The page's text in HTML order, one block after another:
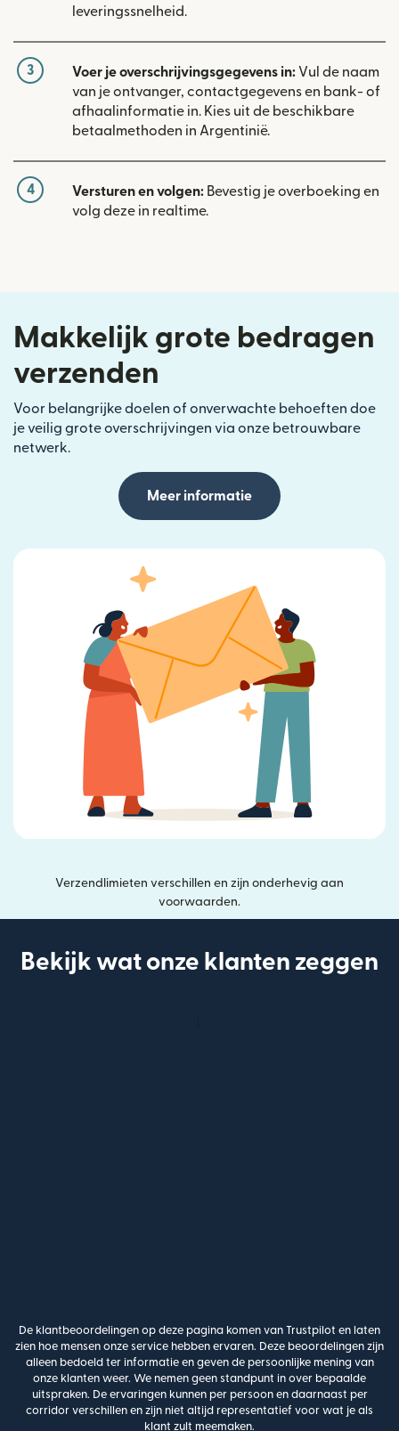
leveringssnelheid.
3 Voer je overschrijvingsgegevens in: Vul de naam
van je ontvanger, contactgegevens en bank- of
afhaalinformatie in. Kies uit de beschikbare
betaalmethoden in Argentinië.
4 Versturen en volgen: Bevestig je overboeking en
volg deze in realtime.
Makkelijk grote bedragen
verzenden
Voor belangrijke doelen of onverwachte behoeften doe
je veilig grote overschrijvingen via onze betrouwbare
netwerk.
Meer informatie
Verzendlimieten verschillen en zijn onderhevig aan
voorwaarden.
Bekijk wat onze klanten zeggen
De klantbeoordelingen op deze pagina komen van Trustpilot en laten
zien hoe mensen onze service hebben ervaren. Deze beoordelingen zijn
alleen bedoeld ter informatie en geven de persoonlijke mening van
onze klanten weer. We nemen geen standpunt in over bepaalde
uitspraken. De ervaringen kunnen per persoon en daarnaast per
corridor verschillen en zijn niet altijd representatief voor wat je als
klant zult meemaken.